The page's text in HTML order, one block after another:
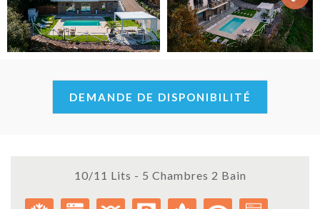
Next
DEMANDE DE DISPONIBILITÉ
10/11 Lits - 5 Chambres 2 Bain